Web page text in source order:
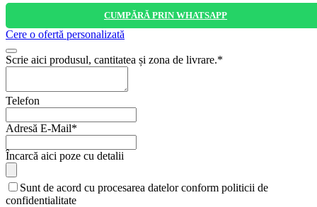
CUMPĂRĂ PRIN WHATSAPP
Cere o ofertă personalizată
Scrie aici produsul, cantitatea și zona de livrare.*
Telefon
Adresă E-Mail*
Încarcă aici poze cu detalii
Sunt de acord cu procesarea datelor conform politicii de
confidentialitate